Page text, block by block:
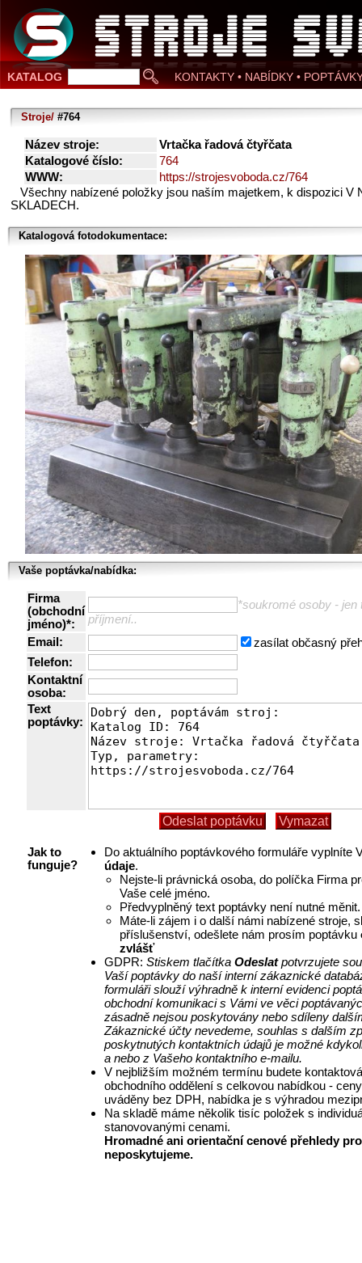
KATALOG KONTAKTY • NABÍDKY •
Stroje/ #764
Název stroje:
Vrtačka řadová čtyřčata
Katalogové číslo:
764
WWW:
https://strojesvoboda.cz/764
Všechny nabízené položky jsou naším majetkem, k dispozici V
SKLADECH.
Katalogová fotodokumentace:
Vaše poptávka/nabídka:
Firma
(obchodní
jméno)*:
*soukromé osoby - jen
příjmení..
Email:
zasílat občasný
Telefon:
Kontaktní
osoba:
Text
poptávky:
Jak to
funguje?
Do aktuálního poptávkového formuláře vyplníte
údaje.
Nejste-li právnická osoba, do políčka Firma
Vaše celé jméno.
Předvyplněný text poptávky není nutné měnit.
Máte-li zájem i o další námi nabízené stroje,
příslušenství, odešlete nám prosím poptávku
zvlášť
GDPR: Stiskem tlačítka Odeslatpotvrzujete
Vaší poptávky do naší interní zákaznické
formuláři slouží výhradně k interní evidenci
obchodní komunikaci s Vámi ve věci
zásadně nejsou poskytovány nebo sdíleny
Zákaznické účty nevedeme, souhlas s dalším
poskytnutých kontaktních údajů je možné
a nebo z Vašeho kontaktního e-mailu.
V nejbližším možném termínu budete
obchodního oddělení s celkovou nabídkou -
uváděny bez DPH, nabídka je s výhradou
Na skladě máme několik tisíc položek s
stanovovanými cenami.
Hromadné ani orientační cenové přehledy
neposkytujeme.